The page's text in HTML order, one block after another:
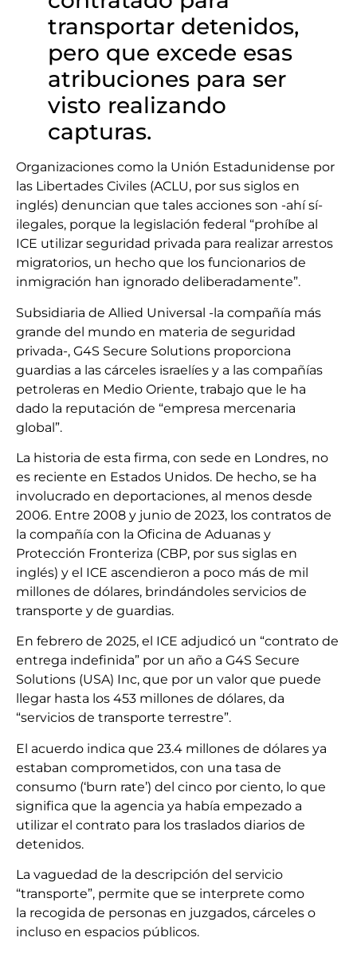
transportar detenidos,
pero que excede esas
atribuciones para ser
visto realizando
capturas.
Organizaciones como la Unión Estadunidense por
las Libertades Civiles (ACLU, por sus siglos en
inglés) denuncian que tales acciones son -ahí sí-
ilegales, porque la legislación federal “prohíbe al
ICE utilizar seguridad privada para realizar arrestos
migratorios, un hecho que los funcionarios de
inmigración han ignorado deliberadamente”.
Subsidiaria de Allied Universal -la compañía más
grande del mundo en materia de seguridad
privada-, G4S Secure Solutions proporciona
guardias a las cárceles israelíes y a las compañías
petroleras en Medio Oriente, trabajo que le ha
dado la reputación de “empresa mercenaria
global”.
La historia de esta firma, con sede en Londres, no
es reciente en Estados Unidos. De hecho, se ha
involucrado en deportaciones, al menos desde
2006. Entre 2008 y junio de 2023, los contratos de
la compañía con la Oficina de Aduanas y
Protección Fronteriza (CBP, por sus siglas en
inglés) y el ICE ascendieron a poco más de mil
millones de dólares, brindándoles servicios de
transporte y de guardias.
En febrero de 2025, el ICE adjudicó un “contrato de
entrega indefinida” por un año a G4S Secure
Solutions (USA) Inc, que por un valor que puede
llegar hasta los 453 millones de dólares, da
“servicios de transporte terrestre”.
El acuerdo indica que 23.4 millones de dólares ya
estaban comprometidos, con una tasa de
consumo (‘burn rate’) del cinco por ciento, lo que
significa que la agencia ya había empezado a
utilizar el contrato para los traslados diarios de
detenidos.
La vaguedad de la descripción del servicio
“transporte”, permite que se interprete como
la recogida de personas en juzgados, cárceles o
incluso en espacios públicos.